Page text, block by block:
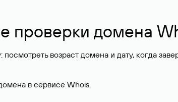
проверки домена
возраст домена и дату, когда
в сервисе Whois.